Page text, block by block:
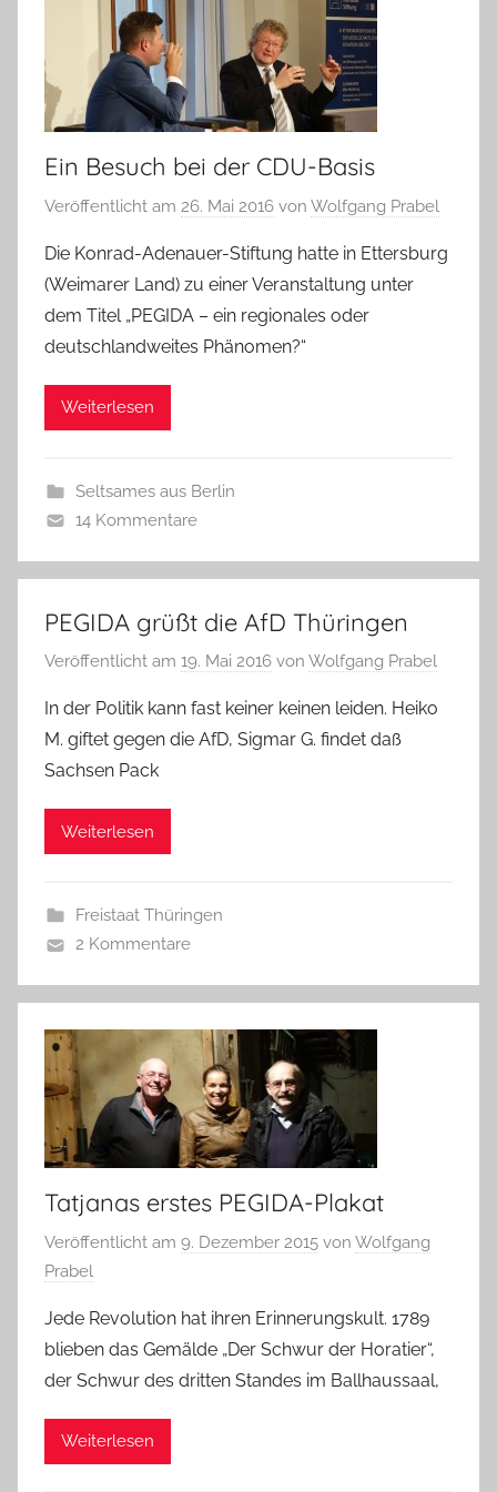
Ein Besuch bei der CDU-Basis
Veröffentlicht am 26. Mai 2016 von Wolfgang Prabel
Die Konrad-Adenauer-Stiftung hatte in Ettersburg
(Weimarer Land) zu einer Veranstaltung unter
dem Titel „PEGIDA – ein regionales oder
deutschlandweites Phänomen?“
Weiterlesen
Seltsames aus Berlin
14 Kommentare
PEGIDA grüßt die AfD Thüringen
Veröffentlicht am 19. Mai 2016 von Wolfgang Prabel
In der Politik kann fast keiner keinen leiden. Heiko
M. giftet gegen die AfD, Sigmar G. findet daß
Sachsen Pack
Weiterlesen
Freistaat Thüringen
2 Kommentare
Tatjanas erstes PEGIDA-Plakat
Veröffentlicht am 9. Dezember 2015 von Wolfgang
Prabel
Jede Revolution hat ihren Erinnerungskult. 1789
blieben das Gemälde „Der Schwur der Horatier“,
der Schwur des dritten Standes im Ballhaussaal,
Weiterlesen